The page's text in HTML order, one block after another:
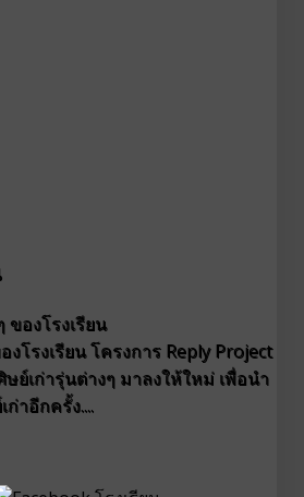
องโรงเรียน
โรงเรียน โครงการ Reply Project
ย์เก่ารุ่นต่างๆ มาลงให้ใหม่ เพื่อนำ
าอีกครั้ง....